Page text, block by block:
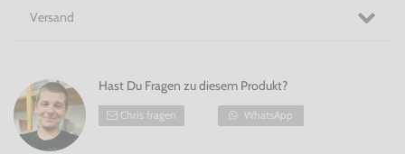
Versand
Hast Du Fragen zu diesem Produkt?
Chris fragen WhatsApp